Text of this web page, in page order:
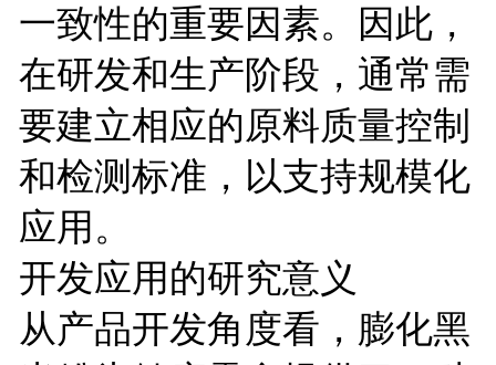
一致性的重要因素。因此，
在研发和生产阶段，通常需
要建立相应的原料质量控制
和检测标准，以支持规模化
应用。
开发应用的研究意义
从产品开发角度看，膨化黑